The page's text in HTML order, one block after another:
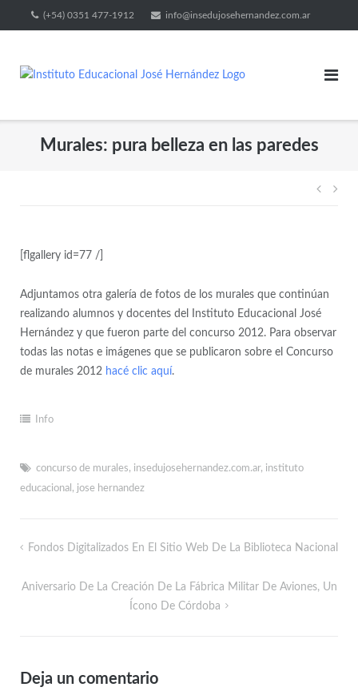
(+54) 0351 477-1912 info@insedujosehernandez.com.ar
Murales: pura belleza en las paredes
[flgallery id=77 /]
Adjuntamos otra galería de fotos de los murales que continúan
realizando alumnos y docentes del Instituto Educacional José
Hernández y que fueron parte del concurso 2012. Para observar
todas las notas e imágenes que se publicaron sobre el Concurso
de murales 2012 hacé clic aquí.
Info
concurso de murales, insedujosehernandez.com.ar, instituto
educacional , jose hernandez
Fondos Digitalizados En El Sitio Web De La Biblioteca Nacional
Aniversario De La Creación De La Fábrica Militar De Aviones, Un
Ícono De Córdoba
Deja un comentario